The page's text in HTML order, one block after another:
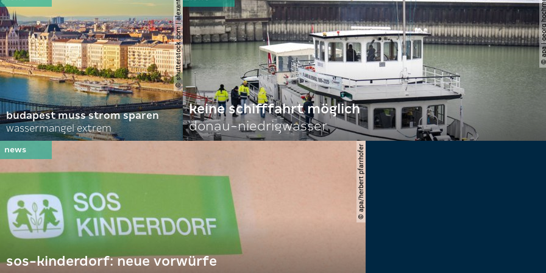
© shutterstock.com | alexanton
budapest muss strom sparen
wassermangel extrem
© apa |
keine schifffahrt möglich
donau-niedrigwasser
© apa/herbert pfarrhofer
sos-kinderdorf: neue vorwürfe